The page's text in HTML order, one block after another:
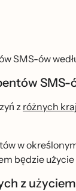
SMS-ów
z różnych
w
będzie
z